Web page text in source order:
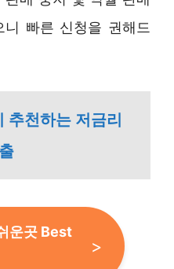
빠른 신청을 권해드
추천하는 저금리
운곳 Best